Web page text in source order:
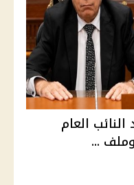
تناشد النائب العام
...